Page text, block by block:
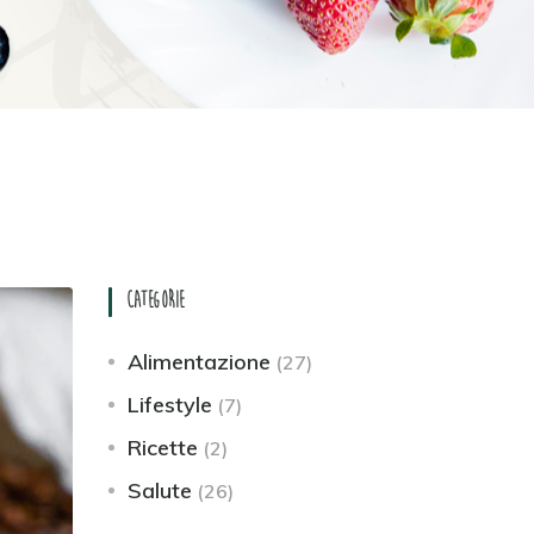
Categorie
Alimentazione (27)
Lifestyle (7)
Ricette (2)
Salute (26)